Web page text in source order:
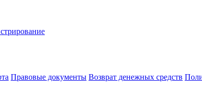
Правовые документы Возврат денежных средств